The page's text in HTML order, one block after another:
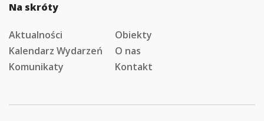
Na skróty
Aktualności
Obiekty
Kalendarz Wydarzeń
O nas
Komunikaty
Kontakt